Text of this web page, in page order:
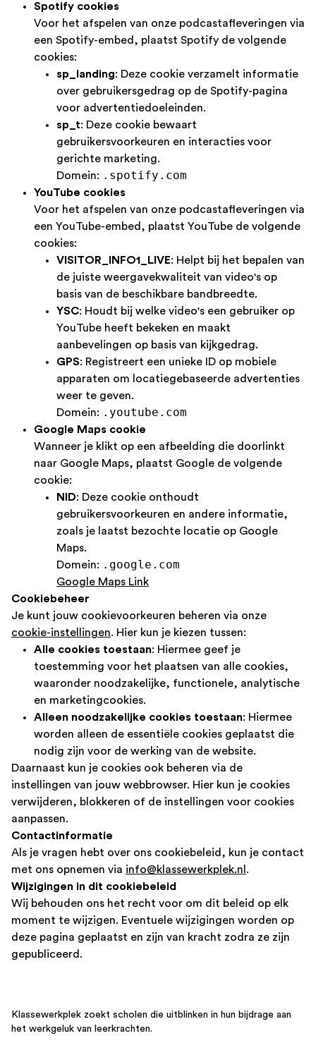
Spotify cookies
Voor het afspelen van onze podcastafleveringen via
een Spotify-embed, plaatst Spotify de volgende
cookies:
sp_landing: Deze cookie verzamelt informatie
over gebruikersgedrag op de Spotify-pagina
voor advertentiedoeleinden.
sp_t: Deze cookie bewaart
gebruikersvoorkeuren en interacties voor
gerichte marketing.
Domein: .spotify.com
YouTube cookies
Voor het afspelen van onze podcastafleveringen via
een YouTube-embed, plaatst YouTube de volgende
cookies:
VISITOR_INFO1_LIVE: Helpt bij het bepalen van
de juiste weergavekwaliteit van video's op
basis van de beschikbare bandbreedte.
YSC: Houdt bij welke video's een gebruiker op
YouTube heeft bekeken en maakt
aanbevelingen op basis van kijkgedrag.
GPS: Registreert een unieke ID op mobiele
apparaten om locatiegebaseerde advertenties
weer te geven.
Domein: .youtube.com
Google Maps cookie
Wanneer je klikt op een afbeelding die doorlinkt
naar Google Maps, plaatst Google de volgende
cookie:
NID: Deze cookie onthoudt
gebruikersvoorkeuren en andere informatie,
zoals je laatst bezochte locatie op Google
Maps.
Domein: .google.com
Google Maps Link
Cookiebeheer
Je kunt jouw cookievoorkeuren beheren via onze
cookie-instellingen. Hier kun je kiezen tussen:
Alle cookies toestaan: Hiermee geef je
toestemming voor het plaatsen van alle cookies,
waaronder noodzakelijke, functionele, analytische
en marketingcookies.
Alleen noodzakelijke cookies toestaan: Hiermee
worden alleen de essentiële cookies geplaatst die
nodig zijn voor de werking van de website.
Daarnaast kun je cookies ook beheren via de
instellingen van jouw webbrowser. Hier kun je cookies
verwijderen, blokkeren of de instellingen voor cookies
aanpassen.
Contactinformatie
Als je vragen hebt over ons cookiebeleid, kun je contact
met ons opnemen via info@klassewerkplek.nl .
Wijzigingen in dit cookiebeleid
Wij behouden ons het recht voor om dit beleid op elk
moment te wijzigen. Eventuele wijzigingen worden op
deze pagina geplaatst en zijn van kracht zodra ze zijn
gepubliceerd.
Klassewerkplek zoekt scholen die uitblinken in hun bijdrage aan
het werkgeluk van leerkrachten.